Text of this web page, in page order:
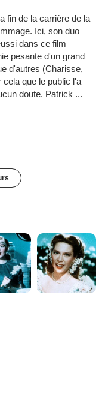
fin de la carrière de la
Ici, son duo
dans ce film
pesante d'un grand
d'autres (Charisse,
que le public l'a
doute. Patrick ...